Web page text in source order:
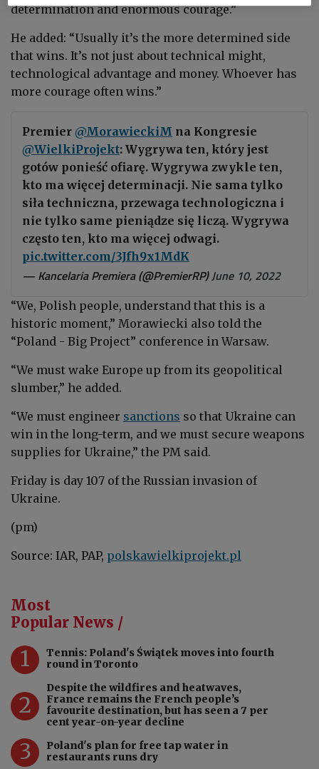
determination and enormous courage.”
He added: “Usually it’s the more determined side
that wins. It’s not just about technical might,
technological advantage and money. Whoever has
more courage often wins.”
Premier @MorawieckiM na Kongresie
@WielkiProjekt: Wygrywa ten, który jest
gotów ponieść ofiarę. Wygrywa zwykle ten,
kto ma więcej determinacji. Nie sama tylko
siła techniczna, przewaga technologiczna i
nie tylko same pieniądze się liczą. Wygrywa
często ten, kto ma więcej odwagi.
pic.twitter.com/3Jfh9x1MdK
— Kancelaria Premiera (@PremierRP)June 10, 2022
“We, Polish people, understand that this is a
historic moment,” Morawiecki also told the
“Poland - Big Project” conference in Warsaw.
“We must wake Europe up from its geopolitical
slumber,” he added.
“We must engineer sanctions so that Ukraine can
win in the long-term, and we must secure weapons
supplies for Ukraine,” the PM said.
Friday is day 107 of the Russian invasion of
Ukraine.
(pm)
Source: IAR, PAP, polskawielkiprojekt.pl
Most
Popular News /
1
Tennis: Poland's Świątek moves into fourth
round in Toronto
2
Despite the wildfires and heatwaves,
France remains the French people’s
favourite destination, but has seen a 7 per
cent year-on-year decline
3
Poland's plan for free tap water in
restaurants runs dry